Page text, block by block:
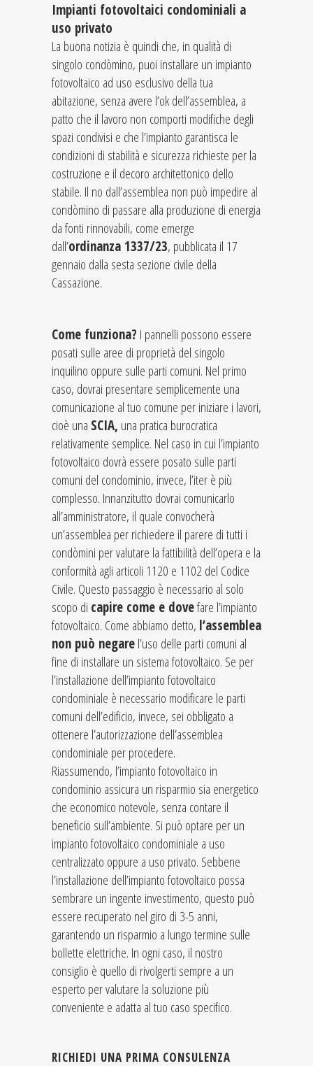
Impianti fotovoltaici condominiali a
uso privato
La buona notizia è quindi che, in qualità di
singolo condòmino, puoi installare un impianto
fotovoltaico ad uso esclusivo della tua
abitazione, senza avere l’ok dell’assemblea, a
patto che il lavoro non comporti modifiche degli
spazi condivisi e che l’impianto garantisca le
condizioni di stabilità e sicurezza richieste per la
costruzione e il decoro architettonico dello
stabile. Il no dall’assemblea non può impedire al
condòmino di passare alla produzione di energia
da fonti rinnovabili, come emerge
dall’ordinanza 1337/23, pubblicata il 17
gennaio dalla sesta sezione civile della
Cassazione.
Come funziona? I pannelli possono essere
posati sulle aree di proprietà del singolo
inquilino oppure sulle parti comuni. Nel primo
caso, dovrai presentare semplicemente una
comunicazione al tuo comune per iniziare i lavori,
cioè una SCIA, una pratica burocratica
relativamente semplice. Nel caso in cui l’impianto
fotovoltaico dovrà essere posato sulle parti
comuni del condominio, invece, l’iter è più
complesso. Innanzitutto dovrai comunicarlo
all’amministratore, il quale convocherà
un’assemblea per richiedere il parere di tutti i
condòmini per valutare la fattibilità dell’opera e la
conformità agli articoli 1120 e 1102 del Codice
Civile. Questo passaggio è necessario al solo
scopo di capire come e dovefare l’impianto
fotovoltaico. Come abbiamo detto, l’assemblea
non può negarel’uso delle parti comuni al
fine di installare un sistema fotovoltaico. Se per
l’installazione dell’impianto fotovoltaico
condominiale è necessario modificare le parti
comuni dell’edificio, invece, sei obbligato a
ottenere l’autorizzazione dell’assemblea
condominiale per procedere.
Riassumendo, l’impianto fotovoltaico in
condominio assicura un risparmio sia energetico
che economico notevole, senza contare il
beneficio sull’ambiente. Si può optare per un
impianto fotovoltaico condominiale a uso
centralizzato oppure a uso privato. Sebbene
l’installazione dell’impianto fotovoltaico possa
sembrare un ingente investimento, questo può
essere recuperato nel giro di 3-5 anni,
garantendo un risparmio a lungo termine sulle
bollette elettriche. In ogni caso, il nostro
consiglio è quello di rivolgerti sempre a un
esperto per valutare la soluzione più
conveniente e adatta al tuo caso specifico.
RICHIEDI UNA PRIMA CONSULENZA